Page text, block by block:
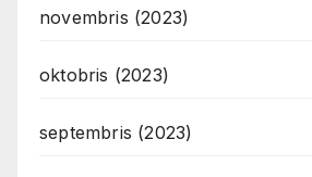
novembris (2023)
oktobris (2023)
septembris (2023)